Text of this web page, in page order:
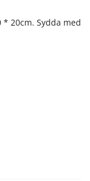
20cm. Sydda med